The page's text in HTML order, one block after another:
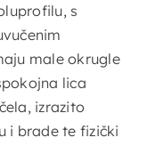
s
male okrugle
lica
izrazito
i brade te fizički